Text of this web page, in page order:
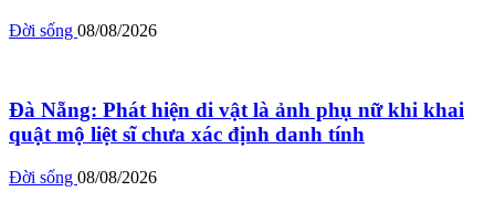
Đời sống 08/08/2026
Đà Nẵng: Phát hiện di vật là ảnh phụ nữ khi khai
quật mộ liệt sĩ chưa xác định danh tính
Đời sống 08/08/2026